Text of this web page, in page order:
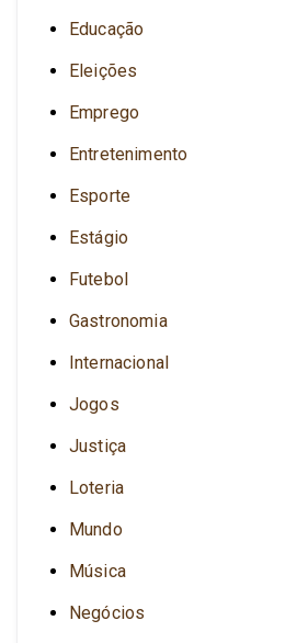
Educação
Eleições
Emprego
Entretenimento
Esporte
Estágio
Futebol
Gastronomia
Internacional
Jogos
Justiça
Loteria
Mundo
Música
Negócios